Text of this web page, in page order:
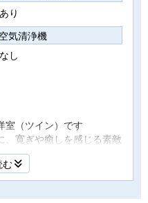
あり
空気清浄機
なし
（ツイン）です
、寛ぎや癒しを感じる素敵
加えるには、ピッタリな
む